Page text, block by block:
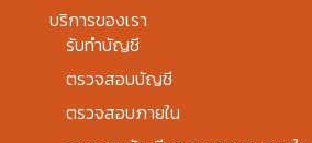
บริการของเรา
รับทำบัญชี
ตรวจสอบบัญชี
ตรวจสอบภายใน